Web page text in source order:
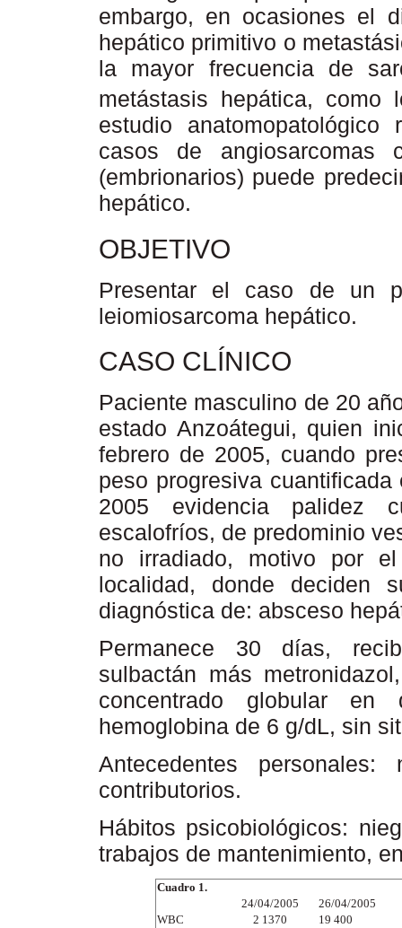
embargo, en ocasiones el
hepático primitivo o
la mayor frecuencia de
metástasis hepática, como
estudio
casos de angiosarcomas
(embrionarios) puede
hepático.
OBJETIVO
Presentar el caso de un
leiomiosarcoma hepático.
CASO CLÍNICO
Paciente masculino de 20
estado Anzoátegui, quien
febrero de 2005, cuando
peso progresiva
2005 evidencia palidez
escalofríos, de predominio
no irradiado, motivo por
localidad, donde deciden
diagnóstica de: absceso
Permanece 30 días,
sulbactán más
concentrado globular en
hemoglobina de 6 g/dL, sin
Antecedentes personales:
contributorios.
Hábitos psicobiológicos:
trabajos de mantenimiento,
Cuadro 1.
24/04/2005
26/04/2005
WBC
2 1370
19 400